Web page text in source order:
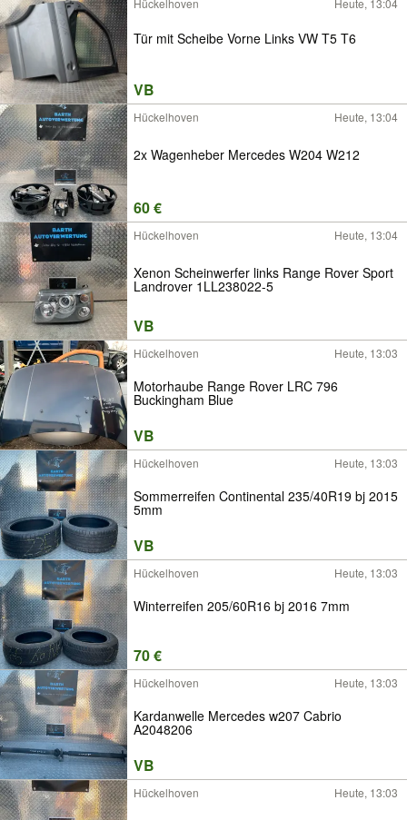
Hückelhoven Heute, 13:04
Tür mit Scheibe Vorne Links VW T5 T6
VB
Hückelhoven Heute, 13:04
2x Wagenheber Mercedes W204 W212
60 €
Hückelhoven Heute, 13:04
Xenon Scheinwerfer links Range Rover Sport
Landrover 1LL238022-5
VB
Hückelhoven Heute, 13:03
Motorhaube Range Rover LRC 796
Buckingham Blue
VB
Hückelhoven Heute, 13:03
Sommerreifen Continental 235/40R19 bj 2015
5mm
VB
Hückelhoven Heute, 13:03
Winterreifen 205/60R16 bj 2016 7mm
70 €
Hückelhoven Heute, 13:03
Kardanwelle Mercedes w207 Cabrio
A2048206
VB
Hückelhoven Heute, 13:03